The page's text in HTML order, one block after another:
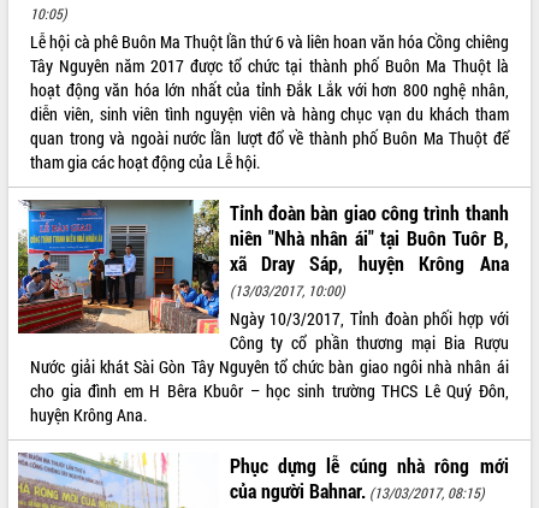
VIDEO
Không có file video nào để phát.
10:05)
Lễ hội cà phê Buôn Ma Thuột lần thứ 6 và liên hoan văn hóa Cồng chiêng
Tây Nguyên năm 2017 được tổ chức tại thành phố Buôn Ma Thuột là
hoạt động văn hóa lớn nhất của tỉnh Đắk Lắk với hơn 800 nghệ nhân,
diễn viên, sinh viên tình nguyện viên và hàng chục vạn du khách tham
quan trong và ngoài nước lần lượt đổ về thành phố Buôn Ma Thuột để
tham gia các hoạt động của Lễ hội.
Tỉnh đoàn bàn giao công trình thanh
niên "Nhà nhân ái" tại Buôn Tuôr B,
xã Dray Sáp, huyện Krông Ana
(13/03/2017, 10:00)
Ngày 10/3/2017, Tỉnh đoàn phối hợp với
Công ty cổ phần thương mại Bia Rượu
Nước giải khát Sài Gòn Tây Nguyên tổ chức bàn giao ngôi nhà nhân ái
cho gia đình em H Bêra Kbuôr – học sinh trường THCS Lê Quý Đôn,
huyện Krông Ana.
Phục dựng lễ cúng nhà rông mới
của người Bahnar. (13/03/2017, 08:15)